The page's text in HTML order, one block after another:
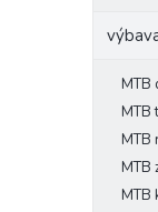
MTB
MTB
MTB
MTB
MTB